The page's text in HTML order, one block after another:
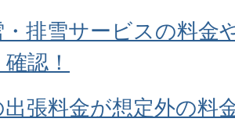
・排雪サービスの料金
認！
張料金が想定外の料